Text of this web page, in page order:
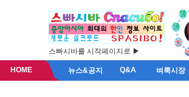
스빠시바를 시작페이지로 ▶
HOME 뉴스&공지 Q&A 벼룩시장